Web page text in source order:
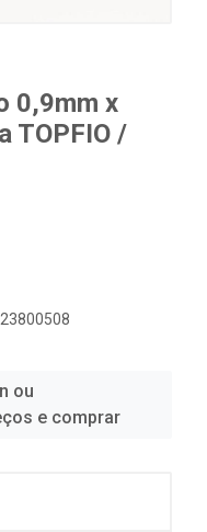
0,9mm x
TOPFIO /
ou
e comprar